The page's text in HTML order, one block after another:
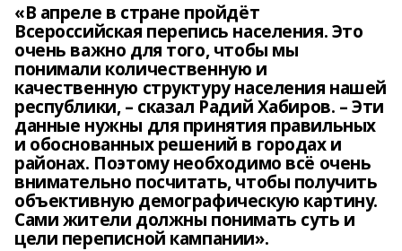
«В апреле в стране пройдёт
Всероссийская перепись населения. Это
очень важно для того, чтобы мы
понимали количественную и
качественную структуру населения нашей
республики, – сказал Радий Хабиров. – Эти
данные нужны для принятия правильных
и обоснованных решений в городах и
районах. Поэтому необходимо всё очень
внимательно посчитать, чтобы получить
объективную демографическую картину.
Сами жители должны понимать суть и
цели переписной кампании».